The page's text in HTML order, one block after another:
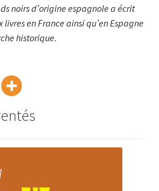
noirs d’origine espagnole a écrit
en France ainsi qu’en Espagne
historique.